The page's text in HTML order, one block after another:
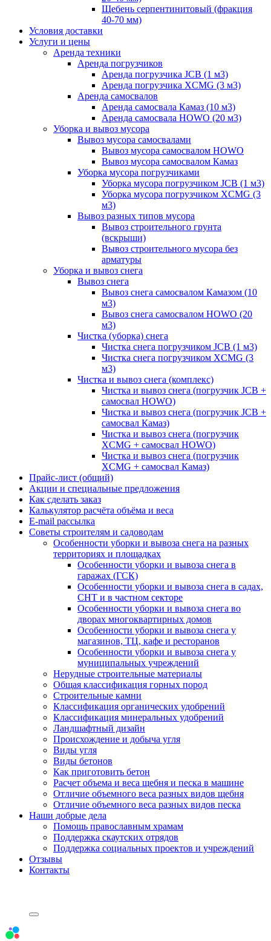
Щебень серпентинитовый (фракция
40-70 мм)
Условия доставки
Услуги и цены
Аренда техники
Аренда погрузчиков
Аренда погрузчика JCB (1 м3)
Аренда погрузчика XCMG (3 м3)
Аренда самосвалов
Аренда самосвала Камаз (10 м3)
Аренда самосвала HOWO (20 м3)
Уборка и вывоз мусора
Вывоз мусора самосвалами
Вывоз мусора самосвалом HOWO
Вывоз мусора самосвалом Камаз
Уборка мусора погрузчиками
Уборка мусора погрузчиком JCB (1 м3)
Уборка мусора погрузчиком XCMG (3
м3)
Вывоз разных типов мусора
Вывоз строительного грунта
(вскрыши)
Вывоз строительного мусора без
арматуры
Уборка и вывоз снега
Вывоз снега
Вывоз снега самосвалом Камазом (10
м3)
Вывоз снега самосвалом HOWO (20
м3)
Чистка (уборка) снега
Чистка снега погрузчиком JCB (1 м3)
Чистка снега погрузчиком XCMG (3
м3)
Чистка и вывоз снега (комплекс)
Чистка и вывоз снега (погрузчик JCB +
самосвал HOWO)
Чистка и вывоз снега (погрузчик JCB +
самосвал Камаз)
Чистка и вывоз снега (погрузчик
XCMG + самосвал HOWO)
Чистка и вывоз снега (погрузчик
XCMG + самосвал Камаз)
Прайс-лист (общий)
Акции и специальные предложения
Как сделать заказ
Калькулятор расчёта объёма и веса
E-mail рассылка
Советы строителям и садоводам
Особенности уборки и вывоза снега на разных
территориях и площадках
Особенности уборки и вывоза снега в
гаражах (ГСК)
Особенности уборки и вывоза снега в садах,
СНТ и в частном секторе
Особенности уборки и вывоза снега во
дворах многоквартирных домов
Особенности уборки и вывоза снега у
магазинов, ТЦ, кафе и ресторанов
Особенности уборки и вывоза снега у
муниципальных учреждений
Нерудные строительные материалы
Общая классификация горных пород
Строительные камни
Классификация органических удобрений
Классификация минеральных удобрений
Ландшафтный дизайн
Происхождение и добыча угля
Виды угля
Виды бетонов
Как приготовить бетон
Расчет объема и веса щебня и песка в машине
Отличие объемного веса разных видов щебня
Отличие объемного веса разных видов песка
Наши добрые дела
Помощь православным храмам
Поддержка скаутских отрядов
Поддержка социальных проектов и учреждений
Отзывы
Контакты